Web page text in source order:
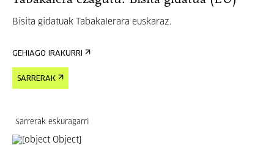
Bisita gidatuak Tabakalerara euskaraz.
GEHIAGO IRAKURRI
SARRERAK
Sarrerak eskuragarri